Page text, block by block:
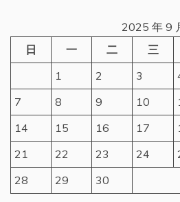
2025 年 9
日
一 二 三
1
2 3
7
8 9 10
14
15 16 17
21
22 23 24
28
29 30